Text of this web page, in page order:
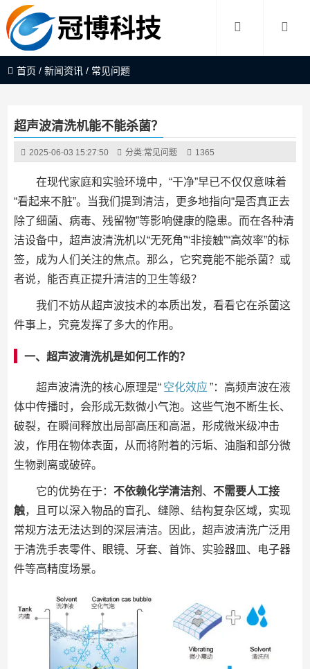
首页 /新闻资讯 / 常见问题
超声波清洗机能不能杀菌？
2025-06-03 15:27:50 分类:常见问题 1365
在现代家庭和实验环境中，“干净”早已不仅仅意味着
“看起来不脏”。当我们提到清洁，更多地指向“是否真正去
除了细菌、病毒、残留物”等影响健康的隐患。而在各种清
洁设备中，超声波清洗机以“无死角”“非接触”“高效率”的标
签，成为人们关注的焦点。那么，它究竟能不能杀菌？或
者说，能否真正提升清洁的卫生等级？
我们不妨从超声波技术的本质出发，看看它在杀菌这
件事上，究竟发挥了多大的作用。
一、超声波清洗机是如何工作的？
超声波清洗的核心原理是“ 空化效应 ”：高频声波在液
体中传播时，会形成无数微小气泡。这些气泡不断生长、
破裂，在瞬间释放出局部高压和高温，形成微米级冲击
波，作用在物体表面，从而将附着的污垢、油脂和部分微
生物剥离或破碎。
它的优势在于： 不依赖化学清洁剂 、 不需要人工接
触，且可以深入物品的盲孔、缝隙、结构复杂区域，实现
常规方法无法达到的深层清洁。因此，超声波清洗广泛用
于清洗手表零件、眼镜、牙套、首饰、实验器皿、电子器
件等高精度场景。